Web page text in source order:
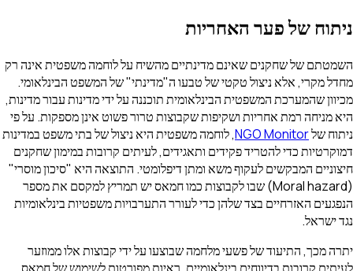
ניתוח של פער האחריות
השמטתם של שחקנים שאינם מדינתיים מהשיח על לוחמה משפטית אינה רק
מחדל מקרי, אלא ניצול טקטי של טבעו ה"מדינתי" של המשפט הבינלאומי.
מכיוון שהמערכת המשפטית הבינלאומית תוכננה על ידי מדינות עבור מדינות,
היא מניחה רמת אחריות ושקיפות שקבוצות טרור פשוט אינן מספקות. על פי
ניתוח שלNGO Monitor, לוחמה משפטית היא ניצול של בתי משפט במדינות
דמוקרטיות כדי להטריד פקידים ותאגידים, לעיתים קרובות במימון שחקנים
חיצוניים המבקשים לעקוף משא ומתן דיפלומטי. התוצאה היא "סיכון מוסרי"
(Moral hazard) שבו לקבוצות כמו חמאס יש תמריץ למקסם את מספר
הנפגעים האזרחיים בצד שלהן כדי לעורר התערבויות משפטיות בינלאומיות
נגד ישראל.
יתרה מכך, התיעוד של פשעי מלחמה שבוצעו על ידי קבוצות אלו ממוזער